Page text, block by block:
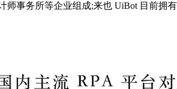
事务所等企业组成;来也 UiBot 目前拥